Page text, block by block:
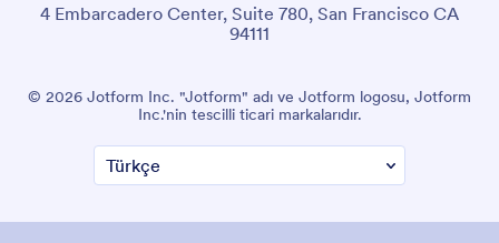
4 Embarcadero Center, Suite 780, San Francisco CA
94111
© 2026 Jotform Inc. "Jotform" adı ve Jotform logosu, Jotform
Inc.'nin tescilli ticari markalarıdır.